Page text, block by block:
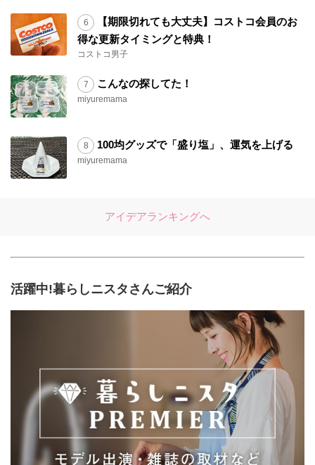
【期限切れても大丈夫】コストコ会員のお
得な更新タイミングと特典！
コストコ男子
こんなの探してた！
miyuremama
100均グッズで「盛り塩」、運気を上げる
miyuremama
アイデアランキングへ
活躍中!暮らしニスタさんご紹介